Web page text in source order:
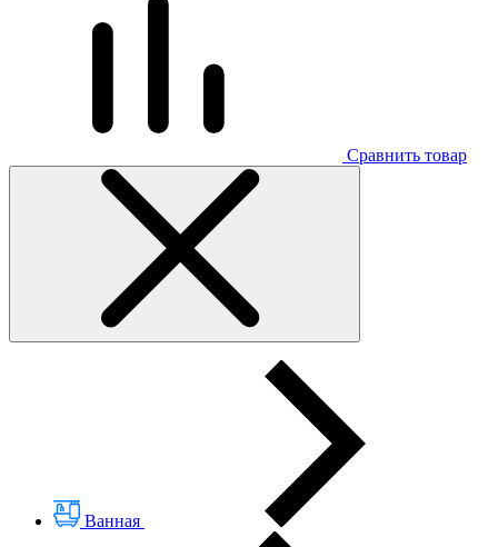
Сравнить товар
Ванная